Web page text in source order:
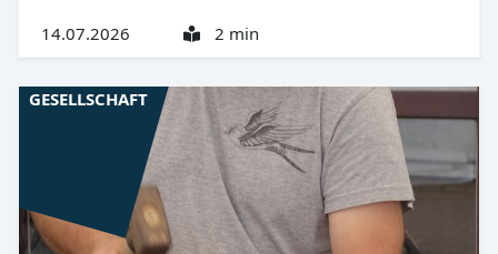
14.07.2026 2 min
GESELLSCHAFT